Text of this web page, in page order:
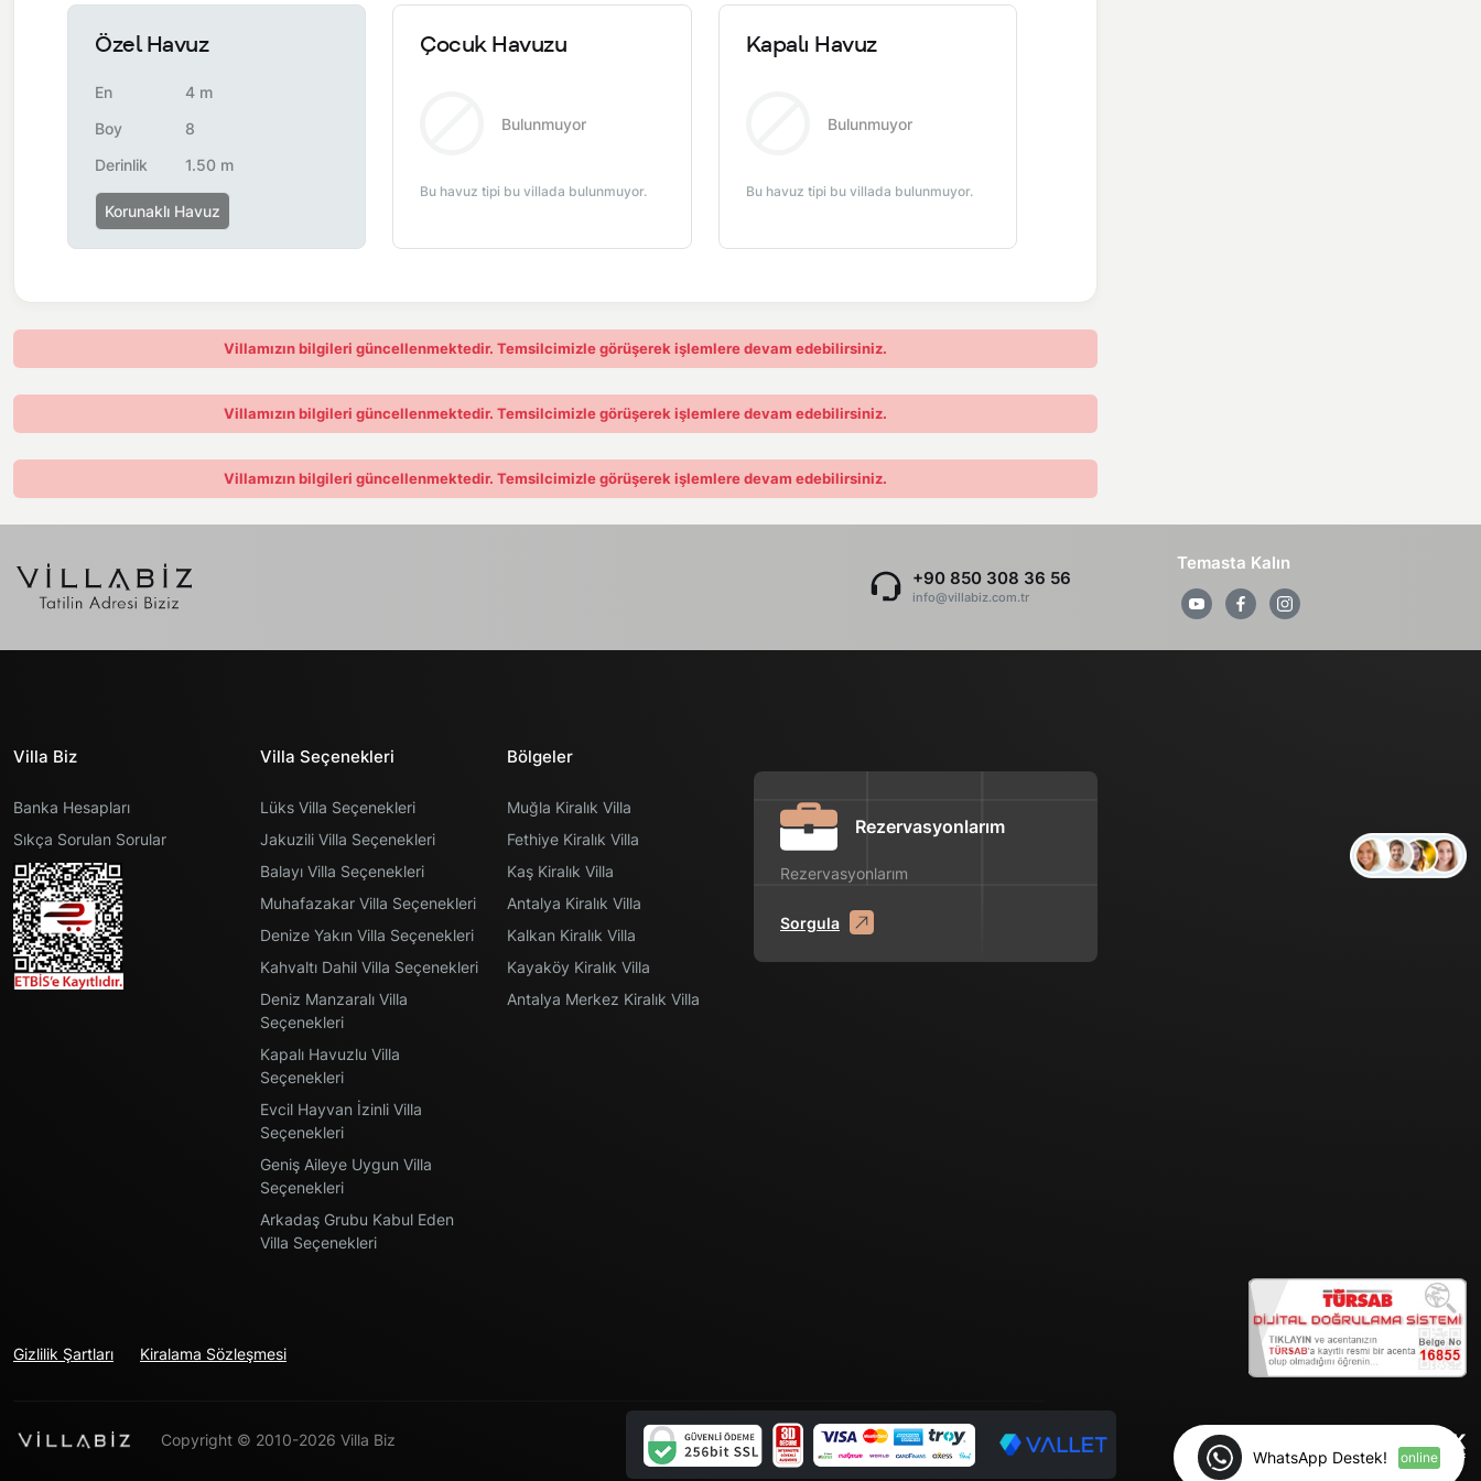
Özel Havuz
En
4 m
Boy
8
Derinlik
1.50 m
Korunaklı Havuz
Çocuk Havuzu
Bulunmuyor
Bu havuz tipi bu villada bulunmuyor.
Kapalı Havuz
Bulunmuyor
Bu havuz tipi bu villada bulunmuyor.
Villamızın bilgileri güncellenmektedir. Temsilcimizle görüşerek işlemlere devam edebilirsiniz.
Villamızın bilgileri güncellenmektedir. Temsilcimizle görüşerek işlemlere devam edebilirsiniz.
Villamızın bilgileri güncellenmektedir. Temsilcimizle görüşerek işlemlere devam edebilirsiniz.
+90 850 308 36 56
info@villabiz.com.tr
Temasta Kalın
Villa Biz
Banka Hesapları
Sıkça Sorulan Sorular
Villa Seçenekleri
Lüks Villa Seçenekleri
Jakuzili Villa Seçenekleri
Balayı Villa Seçenekleri
Muhafazakar Villa Seçenekleri
Denize Yakın Villa Seçenekleri
Kahvaltı Dahil Villa Seçenekleri
Deniz Manzaralı Villa
Seçenekleri
Kapalı Havuzlu Villa
Seçenekleri
Evcil Hayvan İzinli Villa
Seçenekleri
Geniş Aileye Uygun Villa
Seçenekleri
Arkadaş Grubu Kabul Eden
Villa Seçenekleri
Bölgeler
Muğla Kiralık Villa
Fethiye Kiralık Villa
Kaş Kiralık Villa
Antalya Kiralık Villa
Kalkan Kiralık Villa
Kayaköy Kiralık Villa
Antalya Merkez Kiralık Villa
Rezervasyonlarım
Rezervasyonlarım
Sorgula
Gizlilik Şartları Kiralama Sözleşmesi
Copyright © 2010-2026 Villa Biz
WhatsApp Destek!
online